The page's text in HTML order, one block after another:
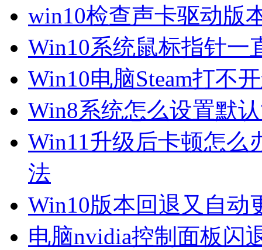
win10检查声卡驱动版
Win10系统鼠标指针一
Win10电脑Steam打不
Win8系统怎么设置默
Win11升级后卡顿怎么
法
Win10版本回退又自动
电脑nvidia控制面板闪